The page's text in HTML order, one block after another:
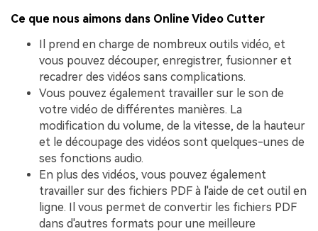
Ce que nous aimons dans Online Video Cutter
Il prend en charge de nombreux outils vidéo, et
vous pouvez découper, enregistrer, fusionner et
recadrer des vidéos sans complications.
Vous pouvez également travailler sur le son de
votre vidéo de différentes manières. La
modification du volume, de la vitesse, de la hauteur
et le découpage des vidéos sont quelques-unes de
ses fonctions audio.
En plus des vidéos, vous pouvez également
travailler sur des fichiers PDF à l'aide de cet outil en
ligne. Il vous permet de convertir les fichiers PDF
dans d'autres formats pour une meilleure